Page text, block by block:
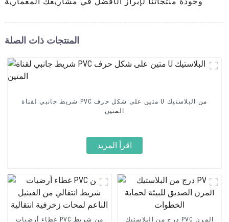
المنتجات ذات الصلة
شريط جانبي لقناة PVC متين على شكل حرف U من البلاستيك
المتين
اقرأ المزيد
غطاء أرضيات PVC من شريط
درج من البلاستيك PVC المرن